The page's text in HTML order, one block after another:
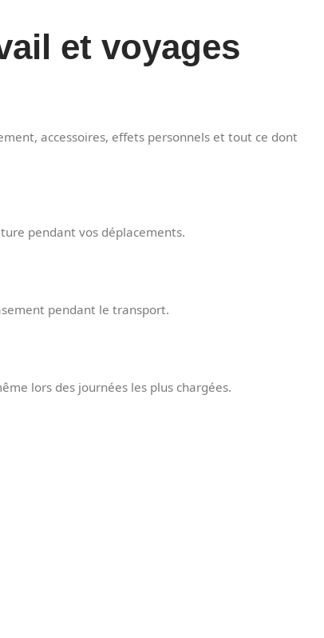
et voyages
accessoires, effets personnels et tout ce dont
pendant vos déplacements.
pendant le transport.
lors des journées les plus chargées.